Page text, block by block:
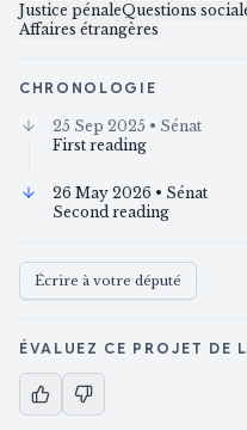
Justice pénaleQuestions
Affaires étrangères
CHRONOLOGIE
25 Sep 2025 • Sénat
First reading
26 May 2026 • Sénat
Second reading
Écrire à votre député
ÉVALUEZ CE PROJET DE